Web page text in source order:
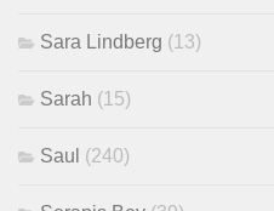
Sara Lindberg (13)
Sarah (15)
Saul (240)